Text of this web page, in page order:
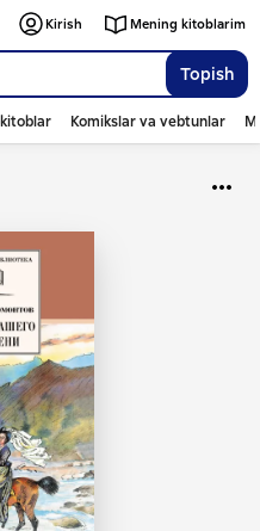
Topish
Kirish Mening kitoblarim
Komikslar va vebtunlar